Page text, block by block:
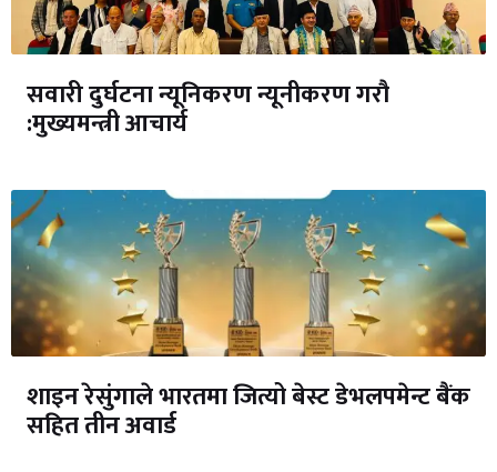
सवारी दुर्घटना न्यूनिकरण न्यूनीकरण गरौ
:मुख्यमन्त्री आचार्य
शाइन रेसुंगाले भारतमा जित्यो बेस्ट डेभलपमेन्ट बैंक
सहित तीन अवार्ड